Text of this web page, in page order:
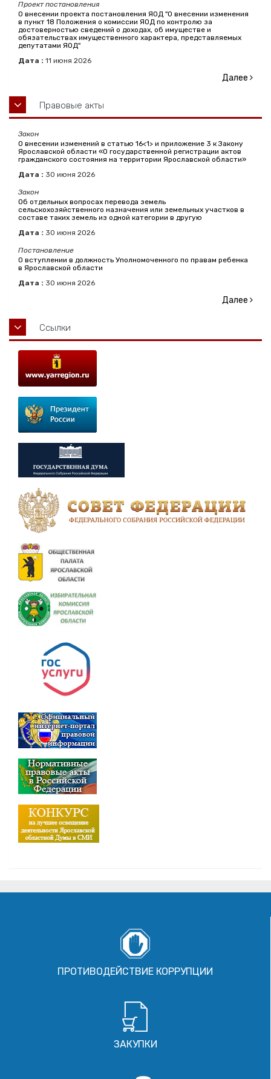
Проект постановления
О внесении проекта постановления ЯОД "О внесении изменения
в пункт 18 Положения о комиссии ЯОД по контролю за
достоверностью сведений о доходах, об имуществе и
обязательствах имущественного характера, представляемых
депутатами ЯОД"
Дата : 11 июня 2026
Далее
Правовые акты
Закон
О внесении изменений в статью 16<1> и приложение 3 к Закону
Ярославской области «О государственной регистрации актов
гражданского состояния на территории Ярославской области»
Дата : 30 июня 2026
Закон
Об отдельных вопросах перевода земель
сельскохозяйственного назначения или земельных участков в
составе таких земель из одной категории в другую
Дата : 30 июня 2026
Постановление
О вступлении в должность Уполномоченного по правам ребенка
в Ярославской области
Дата : 30 июня 2026
Далее
Ссылки
ПРОТИВОДЕЙСТВИЕ КОРРУПЦИИ
ЗАКУПКИ